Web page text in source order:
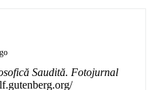
Saudită. Fotojurnal